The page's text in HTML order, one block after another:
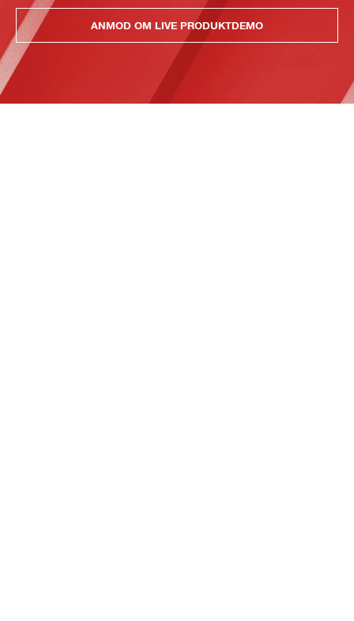
ANMOD OM LIVE PRODUKTDEMO